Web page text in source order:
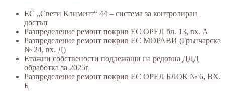
ЕС „Свети Климент“ 44 – система за контролиран
достъп
Разпределение ремонт покрив ЕС ОРЕЛ бл. 13, вх. А
Разпределение ремонт покрив ЕС МОРАВИ (Грънчарска
№ 24, вх. Д)
Етажни собствености подлежащи на редовна ДДД
обработка за 2025г
Разпределение ремонт покрив ЕС ОРЕЛ БЛОК № 6, ВХ.
Б